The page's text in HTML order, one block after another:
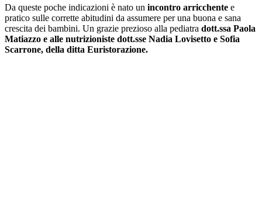
Da queste poche indicazioni è nato un incontro arricchente e
pratico sulle corrette abitudini da assumere per una buona e sana
crescita dei bambini. Un grazie prezioso alla pediatra dott.ssa Paola
Matiazzo e alle nutrizioniste dott.sse Nadia Lovisetto e Sofia
Scarrone, della ditta Euristorazione.